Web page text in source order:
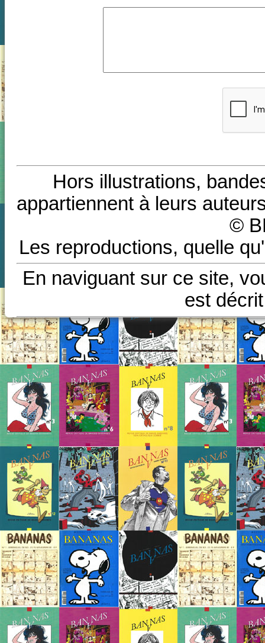
Hors illustrations,
appartiennent à leurs
©
Les reproductions, quelle
En naviguant sur ce site,
est